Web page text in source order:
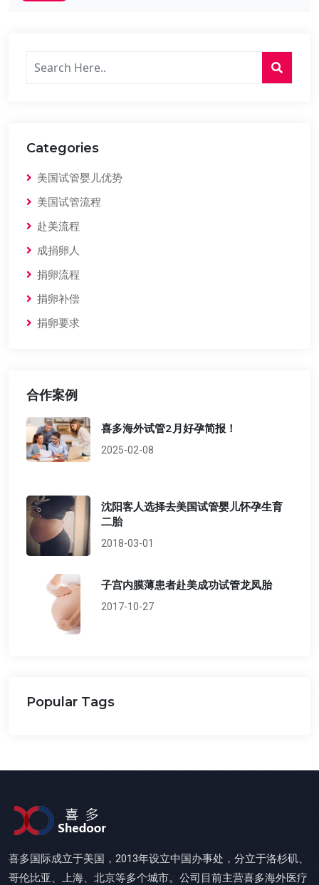
Categories
美国试管婴儿优势
美国试管流程
赴美流程
成捐卵人
捐卵流程
捐卵补偿
捐卵要求
合作案例
喜多海外试管2月好孕简报！
2025-02-08
沈阳客人选择去美国试管婴儿怀孕生育
二胎
2018-03-01
子宫内膜薄患者赴美成功试管龙凤胎
2017-10-27
Popular Tags
喜多国际成立于美国，2013年设立中国办事处，分立于洛杉矶、
哥伦比亚、上海、北京等多个城市。公司目前主营喜多海外医疗